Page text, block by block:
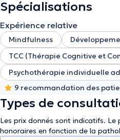
Spécialisations
Expérience relative
Mindfulness
TCC (Thérapie Cognitive et
Psychothérapie individuelle
9 recommandation des
Types de
Les prix donnés sont indicatifs.
honoraires en fonction de la